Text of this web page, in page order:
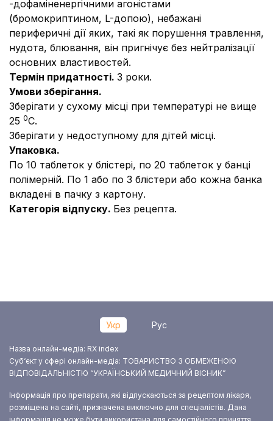
-дофаміненергічними агоністами
(бромокриптином, L-допою), небажані
периферичні дії яких, такі як порушення травлення,
нудота, блювання, він пригнічує без нейтралізації
основних властивостей.
Термін придатності. 3 роки.
Умови зберігання.
Зберігати у сухому місці при температурі не вище
25 0С.
Зберігати у недоступному для дітей місці.
Упаковка.
По 10 таблеток у блістері, по 20 таблеток у банці
полімерній. По 1 або по 3 блістери або кожна банка
вкладені в пачку з картону.
Категорія відпуску. Без рецепта.
Укр Рус
Назва онлайн-медіа: RX index
Суб‘єкт у сфері онлайн-медіа: ТОВАРИСТВО З ОБМЕЖЕНОЮ
ВІДПОВІДАЛЬНІСТЮ “УКРАЇНСЬКИЙ МЕДИЧНИЙ ВІСНИК”
Інформація про препарати, які відпускаються за рецептом лікаря,
розміщена на сайті, призначена виключно для спеціалістів. Дана